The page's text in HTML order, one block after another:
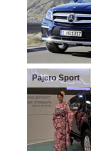
Pajero Sport